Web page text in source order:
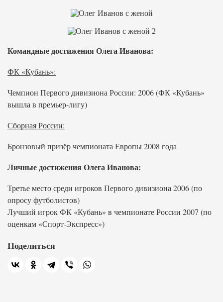
Командные достижения Олега Иванова:
ФК «Кубань»:
Чемпион Первого дивизиона России: 2006 (ФК «Кубань»
вышла в премьер-лигу)
Сборная России:
Бронзовый призёр чемпионата Европы 2008 года
Личные достижения Олега Иванова:
Третье место среди игроков Первого дивизиона 2006 (по
опросу футболистов)
Лучший игрок ФК «Кубань» в чемпионате России 2007 (по
оценкам «Спорт-Экспресс»)
Поделиться